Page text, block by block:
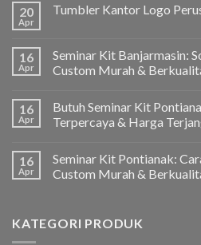
20
Apr
Tumbler Kantor Logo
16
Apr
Seminar Kit Banjarmasin:
Custom Murah &
16
Apr
Butuh Seminar Kit
Terpercaya & Harga
16
Apr
Seminar Kit Pontianak:
Custom Murah &
KATEGORI PRODUK